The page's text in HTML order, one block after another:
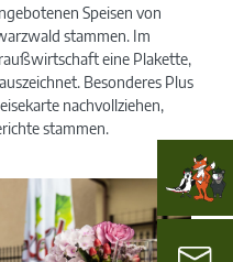
Speisen von
stammen. Im
eine Plakette,
Besonderes Plus
nachvollziehen,
stammen.